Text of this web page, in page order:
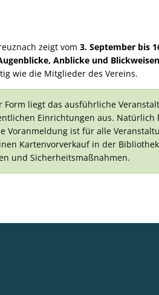
zeigt vom 3. September bis
Anblicke und
wie die Mitglieder des Vereins.
Form liegt das ausführliche
Einrichtungen aus. Natürlich
Voranmeldung ist für alle
Kartenvorverkauf in der
und Sicherheitsmaßnahmen.